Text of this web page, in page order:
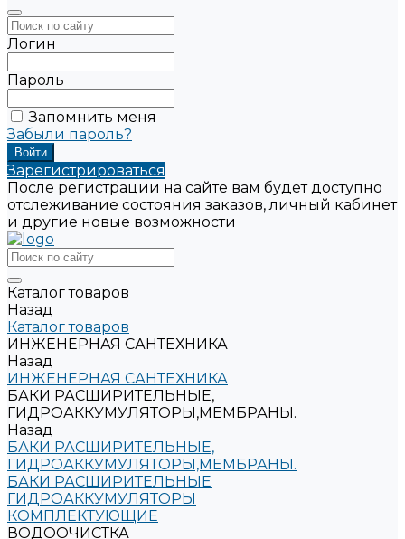
Логин
Пароль
Запомнить меня
Забыли пароль?
Зарегистрироваться
После регистрации на сайте вам будет доступно
отслеживание состояния заказов, личный кабинет
и другие новые возможности
Каталог товаров
Назад
Каталог товаров
ИНЖЕНЕРНАЯ САНТЕХНИКА
Назад
ИНЖЕНЕРНАЯ САНТЕХНИКА
БАКИ РАСШИРИТЕЛЬНЫЕ,
ГИДРОАККУМУЛЯТОРЫ,МЕМБРАНЫ.
Назад
БАКИ РАСШИРИТЕЛЬНЫЕ,
ГИДРОАККУМУЛЯТОРЫ,МЕМБРАНЫ.
БАКИ РАСШИРИТЕЛЬНЫЕ
ГИДРОАККУМУЛЯТОРЫ
КОМПЛЕКТУЮЩИЕ
ВОДООЧИСТКА